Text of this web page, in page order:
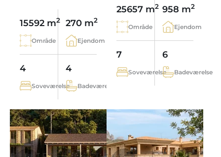
15592 m2
Område
270 m2
Ejendom
4
Soveværelse
4
Badeværelse
25657 m2
Område
958 m2
Ejendom
7
Soveværelse
6
Badeværelse